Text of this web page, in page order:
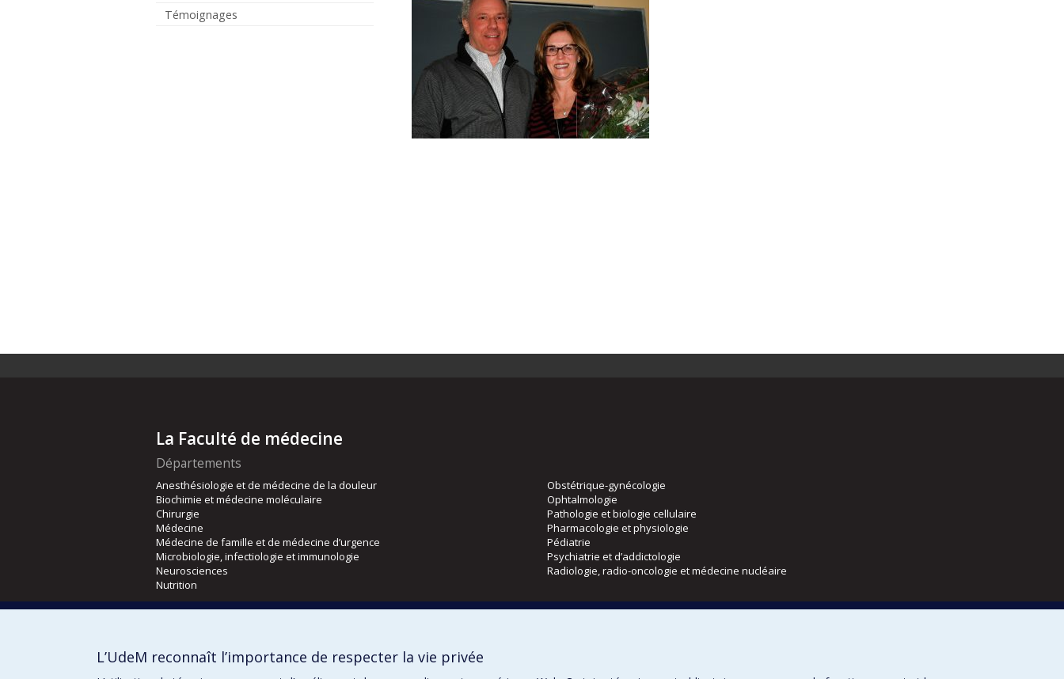
Témoignages
La Faculté de médecine
Départements
Anesthésiologie et de médecine de la douleur
Biochimie et médecine moléculaire
Chirurgie
Médecine
Médecine de famille et de médecine d’urgence
Microbiologie, infectiologie et immunologie
Neurosciences
Nutrition
Obstétrique-gynécologie
Ophtalmologie
Pathologie et biologie cellulaire
Pharmacologie et physiologie
Pédiatrie
Psychiatrie et d’addictologie
Radiologie, radio-oncologie et médecine nucléaire
Orthophonie et audiologie
L’UdeM reconnaît l’importance de respecter la vie privée